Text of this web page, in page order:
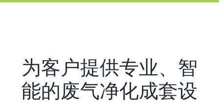
为客户提供专业、智
能的废气净化成套设